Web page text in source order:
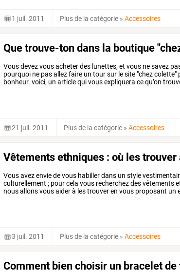
1 juil. 2011 Plus de la catégorie »Accessoires
Que trouve-ton dans la boutique
Vous devez vous acheter des lunettes, et vous ne savez
pourquoi ne pas allez faire un tour sur le site "chez
bonheur. voici, un article qui vous expliquera ce qu’on
21 juil. 2011 Plus de la catégorie »Accessoires
Vêtements ethniques : où les
Vousavezenviedevous habillerdans un style
culturellement ; pourcela vous recherchezdesvêtements
nousallonsvousaiderà lestrouveren vous proposant un
3 juil. 2011 Plus de la catégorie »Accessoires
Comment bien choisir un bracelet